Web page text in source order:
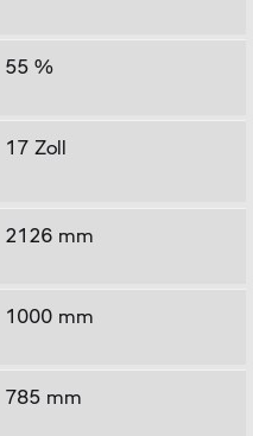
55 %
17 Zoll
2126 mm
1000 mm
785 mm